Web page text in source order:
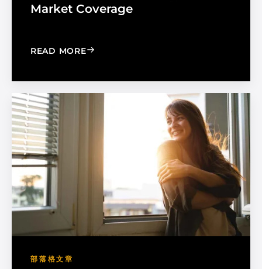
Market Coverage
READ MORE: MADICO EXPANDS SALES
部落格文章